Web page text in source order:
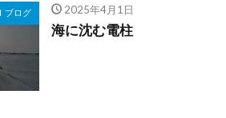
ブログ 2025年4月1日
海に沈む電柱